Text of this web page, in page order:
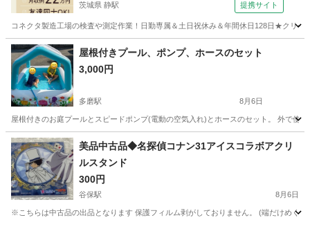
茨城県 静駅 提携サイト
コネクタ製造工場の検査や測定作業！日勤専属＆土日祝休み＆年間休日128日★クリ
茨城 常陸大宮市 静駅
屋根付きプール、ポンプ、ホースのセット
3,000円
多磨駅 8月6日
屋根付きのお庭プールとスピードポンプ(電動の空気入れ)とホースのセット。 外で使
東京 府中市 多磨駅 おもちゃ プール
美品中古品◆名探偵コナン31アイスコラボアクリ
ルスタンド
300円
谷保駅 8月6日
※こちらは中古品の出品となります 保護フィルム剥がしておりません。 (端だけめく